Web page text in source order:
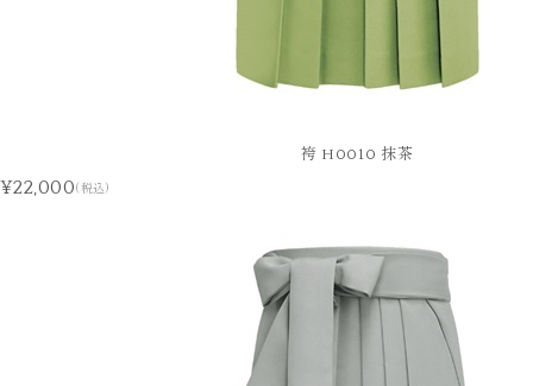
袴 H0010 抹茶
¥22,000(税込)